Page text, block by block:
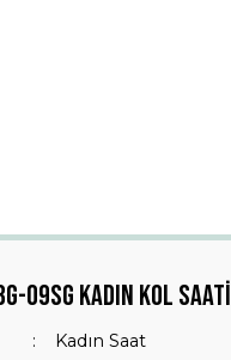
09SG Kadın Kol Saati
Kadın Saat